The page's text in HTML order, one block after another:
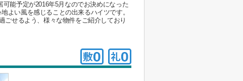
能予定が2016年5月なのでお決めになった
よい風を感じることの出来るハイツです。
ごせるよう、様々な物件をご紹介しており